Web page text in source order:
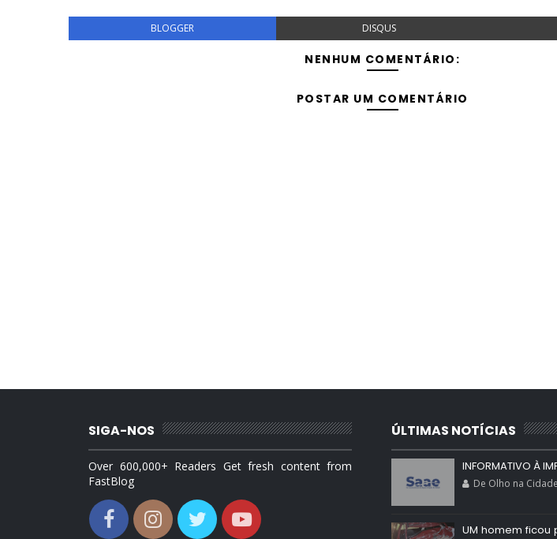
BLOGGER DISQUS
NENHUM COMENTÁRIO:
POSTAR UM COMENTÁRIO
SIGA-NOS
Over 600,000+ Readers Get fresh content from
FastBlog
ÚLTIMAS NOTÍCIAS
INFORMATIVO À
De Olho na
UM homem ficou